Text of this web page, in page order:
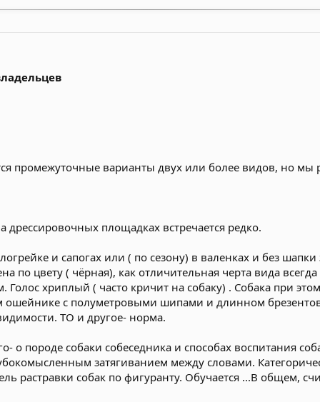
промежуточные варианты двух или более видов, но мы
площадках встречается редко.
и сапогах или ( по сезону) в валенках и без
по цвету ( чёрная), как отличительная черта вида
Голос хриплый ( часто кричит на собаку) . Собака при
ошейнике с полуметровыми шипами и длинном
ТО и другое- норма.
о породе собаки собеседника и способах воспитания
затягиванием между словами.
растравки собак по фигуранту. Обучается ...В общем,